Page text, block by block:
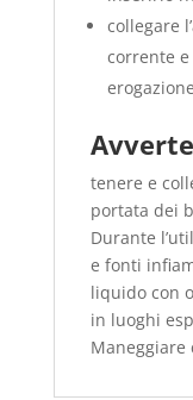
collegare
corrente e
tenere e
portata dei
Durante
e fonti
liquido con
in luoghi
Maneggiare